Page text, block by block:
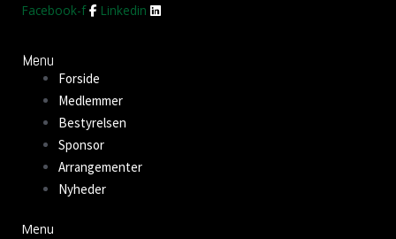
Facebook-f Linkedin
Menu
Forside
Medlemmer
Bestyrelsen
Sponsor
Arrangementer
Nyheder
Menu